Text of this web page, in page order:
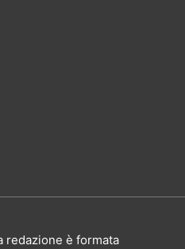
redazione è formata